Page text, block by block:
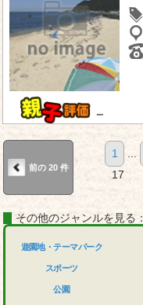
－
前の 20 件
1 ...
17
その他のジャンルを見る：
遊園地・テーマパーク
スポーツ
公園